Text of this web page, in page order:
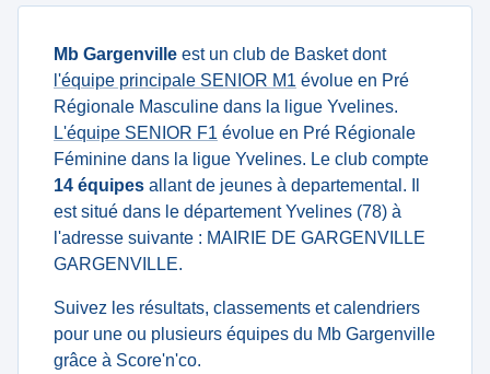
Mb Gargenville est un club de Basket dont
l'équipe principale SENIOR M1 évolue en Pré
Régionale Masculine dans la ligue Yvelines.
L'équipe SENIOR F1 évolue en Pré Régionale
Féminine dans la ligue Yvelines. Le club compte
14 équipes allant de jeunes à departemental. Il
est situé dans le département Yvelines (78) à
l'adresse suivante : MAIRIE DE GARGENVILLE
GARGENVILLE.
Suivez les résultats, classements et calendriers
pour une ou plusieurs équipes du Mb Gargenville
grâce à Score'n'co.